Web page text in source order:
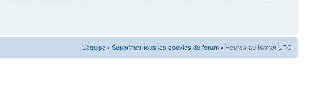
L’équipe • Supprimer tous les cookies du forum • Heures au format UTC